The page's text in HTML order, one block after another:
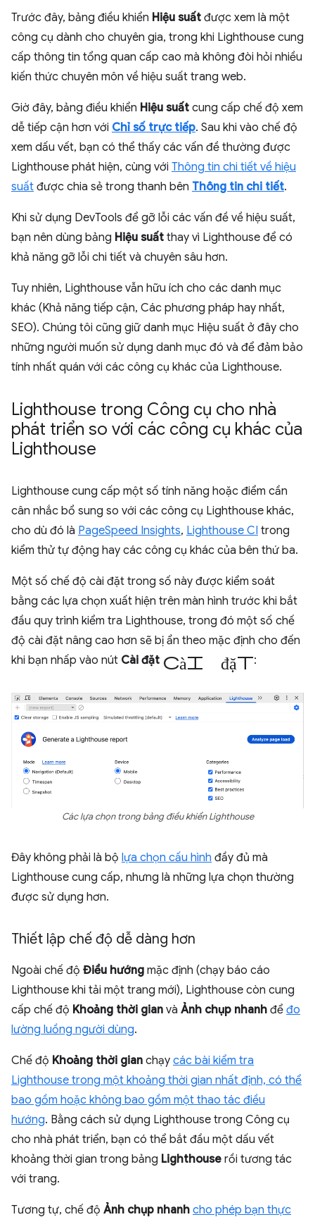
Trước đây, bảng điều khiển Hiệu suất được xem là một
công cụ dành cho chuyên gia, trong khi Lighthouse cung
cấp thông tin tổng quan cấp cao mà không đòi hỏi nhiều
kiến thức chuyên môn về hiệu suất trang web.
Giờ đây, bảng điều khiển Hiệu suất cung cấp chế độ xem
dễ tiếp cận hơn với Chỉ số trực tiếp. Sau khi vào chế độ
xem dấu vết, bạn có thể thấy các vấn đề thường được
Lighthouse phát hiện, cùng với Thông tin chi tiết về hiệu
suất được chia sẻ trong thanh bên Thông tin chi tiết.
Khi sử dụng DevTools để gỡ lỗi các vấn đề về hiệu suất,
bạn nên dùng bảng Hiệu suất thay vì Lighthouse để có
khả năng gỡ lỗi chi tiết và chuyên sâu hơn.
Tuy nhiên, Lighthouse vẫn hữu ích cho các danh mục
khác (Khả năng tiếp cận, Các phương pháp hay nhất,
SEO). Chúng tôi cũng giữ danh mục Hiệu suất ở đây cho
những người muốn sử dụng danh mục đó và để đảm bảo
tính nhất quán với các công cụ khác của Lighthouse.
Lighthouse trong Công cụ cho nhà
phát triển so với các công cụ khác của
Lighthouse
Lighthouse cung cấp một số tính năng hoặc điểm cần
cân nhắc bổ sung so với các công cụ Lighthouse khác,
cho dù đó là PageSpeed Insights, Lighthouse CI trong
kiểm thử tự động hay các công cụ khác của bên thứ ba.
Một số chế độ cài đặt trong số này được kiểm soát
bằng các lựa chọn xuất hiện trên màn hình trước khi bắt
đầu quy trình kiểm tra Lighthouse, trong đó một số chế
độ cài đặt nâng cao hơn sẽ bị ẩn theo mặc định cho đến
khi bạn nhấp vào nút Cài đặt cài đặt:
Các lựa chọn trong bảng điều khiển Lighthouse
Đây không phải là bộ lựa chọn cấu hình đầy đủ mà
Lighthouse cung cấp, nhưng là những lựa chọn thường
được sử dụng hơn.
Thiết lập chế độ dễ dàng hơn
Ngoài chế độ Điều hướng mặc định (chạy báo cáo
Lighthouse khi tải một trang mới), Lighthouse còn cung
cấp chế độ Khoảng thời gian và Ảnh chụp nhanh để đo
lường luồng người dùng.
Chế độ Khoảng thời gian chạy các bài kiểm tra
Lighthouse trong một khoảng thời gian nhất định, có thể
bao gồm hoặc không bao gồm một thao tác điều
hướng. Bằng cách sử dụng Lighthouse trong Công cụ
cho nhà phát triển, bạn có thể bắt đầu một dấu vết
khoảng thời gian trong bảng Lighthouse rồi tương tác
với trang.
Tương tự, chế độ Ảnh chụp nhanh cho phép bạn thực